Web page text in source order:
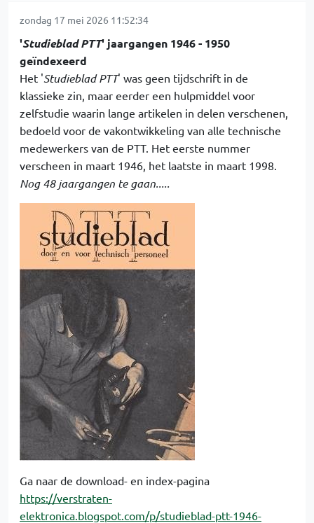
zondag 17 mei 2026 11:52:34
'Studieblad PTT' jaargangen 1946 - 1950
geïndexeerd
Het 'Studieblad PTT' was geen tijdschrift in de
klassieke zin, maar eerder een hulpmiddel voor
zelfstudie waarin lange artikelen in delen verschenen,
bedoeld voor de vakontwikkeling van alle technische
medewerkers van de PTT. Het eerste nummer
verscheen in maart 1946, het laatste in maart 1998.
Nog 48 jaargangen te gaan.....
Ga naar de download- en index-pagina
https://verstraten-
elektronica.blogspot.com/p/studieblad-ptt-1946-